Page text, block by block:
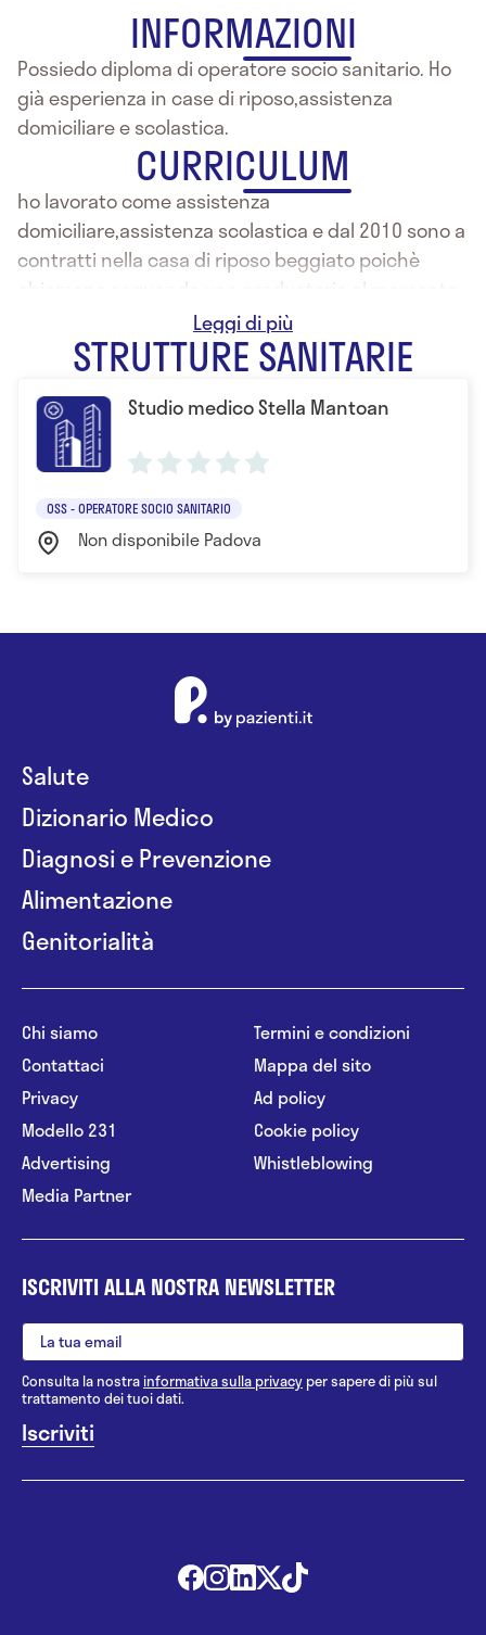
INFORMAZIONI
Possiedo diploma di operatore socio sanitario. Ho
già esperienza in case di riposo,assistenza
domiciliare e scolastica.
CURRICULUM
ho lavorato come assistenza
domiciliare,assistenza scolastica e dal 2010 sono a
contratti nella casa di riposo beggiato poichè
chiamano seguendo una graduatoria al momento
sono disocupata e non sò se vengo richiamata
STRUTTURE SANITARIE
Studio medico Stella Mantoan
OSS - OPERATORE SOCIO SANITARIO
Non disponibile Padova
Salute
Dizionario Medico
Diagnosi e Prevenzione
Alimentazione
Genitorialità
Chi siamo
Contattaci
Privacy
Modello 231
Advertising
Media Partner
Termini e condizioni
Mappa del sito
Ad policy
Cookie policy
Whistleblowing
ISCRIVITI ALLA NOSTRA NEWSLETTER
Consulta la nostrainformativa sulla privacy per sapere di più sul
trattamento dei tuoi dati.